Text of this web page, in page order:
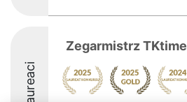
Laureaci
Zegarmistrz TKtime